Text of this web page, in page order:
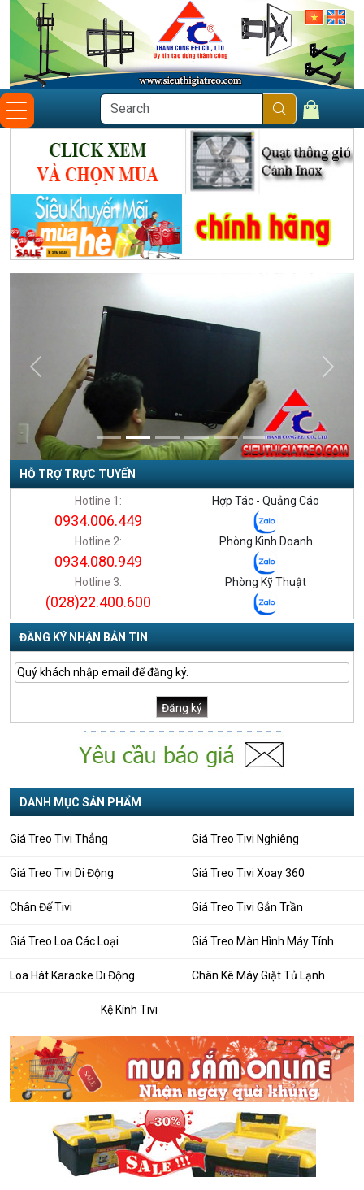
Previous Next
HỖ TRỢ TRỰC TUYẾN
Hotline 1:
0934.006.449
Hotline 2:
0934.080.949
Hotline 3:
(028)22.400.600
Hợp Tác - Quảng Cáo
Phòng Kinh Doanh
Phòng Kỹ Thuật
ĐĂNG KÝ NHẬN BẢN TIN
DANH MỤC SẢN PHẨM
Giá Treo Tivi Thẳng Giá Treo Tivi Nghiêng
Giá Treo Tivi Di Động Giá Treo Tivi Xoay 360
Chân Đế Tivi Giá Treo Tivi Gắn Trần
Giá Treo Loa Các Loại Giá Treo Màn Hình Máy Tính
Loa Hát Karaoke Di Động Chân Kê Máy Giặt Tủ Lạnh
Kệ Kính Tivi
Loa Karaoke di động 6K10
PLUS 100W (VHM Pro Audio)
Mã hàng: 6K10 PLUS
3,700,000
3,500,000 VNĐ
DP265
Mã hàng: DP265
210,000
185,000 VNĐ
DP243
150,000
130,000 VNĐ
DP232
85,000 VNĐ
(37 - 65 inch)
302,000 VNĐ
42X (37-65 Inch)